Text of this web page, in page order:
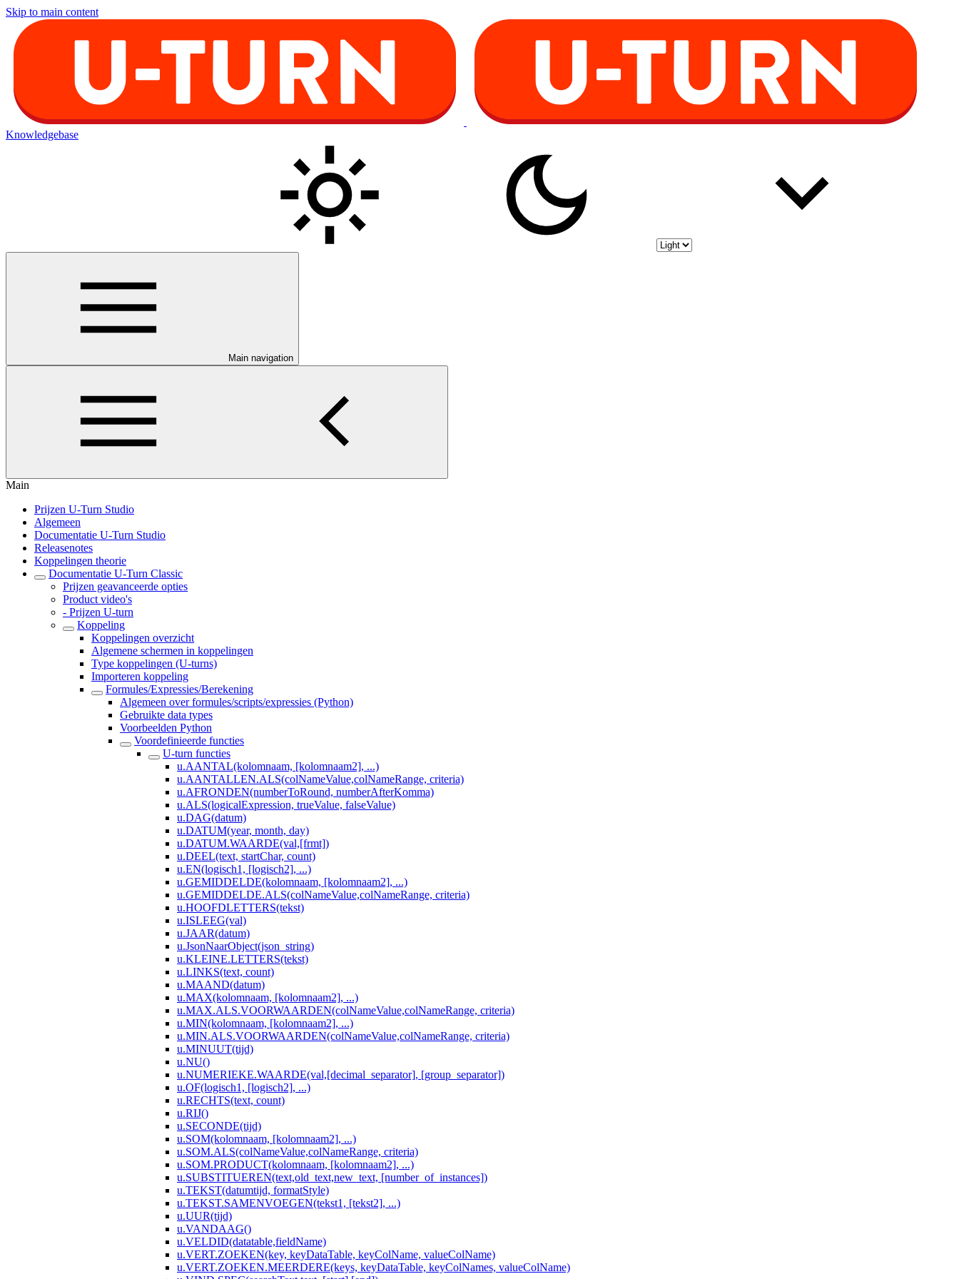
Skip to main content
Knowledgebase
Main navigation
Main
Prijzen U-Turn Studio
Algemeen
Documentatie U-Turn Studio
Releasenotes
Koppelingen theorie
Documentatie U-Turn Classic
Prijzen geavanceerde opties
Product video's
- Prijzen U-turn
Koppeling
Koppelingen overzicht
Algemene schermen in koppelingen
Type koppelingen (U-turns)
Importeren koppeling
Formules/Expressies/Berekening
Algemeen over formules/scripts/expressies (Python)
Gebruikte data types
Voorbeelden Python
Voordefinieerde functies
U-turn functies
u.AANTAL(kolomnaam, [kolomnaam2], ...)
u.AANTALLEN.ALS(colNameValue,colNameRange, criteria)
u.AFRONDEN(numberToRound, numberAfterKomma)
u.ALS(logicalExpression, trueValue, falseValue)
u.DAG(datum)
u.DATUM(year, month, day)
u.DATUM.WAARDE(val,[frmt])
u.DEEL(text, startChar, count)
u.EN(logisch1, [logisch2], ...)
u.GEMIDDELDE(kolomnaam, [kolomnaam2], ...)
u.GEMIDDELDE.ALS(colNameValue,colNameRange, criteria)
u.HOOFDLETTERS(tekst)
u.ISLEEG(val)
u.JAAR(datum)
u.JsonNaarObject(json_string)
u.KLEINE.LETTERS(tekst)
u.LINKS(text, count)
u.MAAND(datum)
u.MAX(kolomnaam, [kolomnaam2], ...)
u.MAX.ALS.VOORWAARDEN(colNameValue,colNameRange, criteria)
u.MIN(kolomnaam, [kolomnaam2], ...)
u.MIN.ALS.VOORWAARDEN(colNameValue,colNameRange, criteria)
u.MINUUT(tijd)
u.NU()
u.NUMERIEKE.WAARDE(val,[decimal_separator], [group_separator])
u.OF(logisch1, [logisch2], ...)
u.RECHTS(text, count)
u.RIJ()
u.SECONDE(tijd)
u.SOM(kolomnaam, [kolomnaam2], ...)
u.SOM.ALS(colNameValue,colNameRange, criteria)
u.SOM.PRODUCT(kolomnaam, [kolomnaam2], ...)
u.SUBSTITUEREN(text,old_text,new_text, [number_of_instances])
u.TEKST(datumtijd, formatStyle)
u.TEKST.SAMENVOEGEN(tekst1, [tekst2], ...)
u.UUR(tijd)
u.VANDAAG()
u.VELDID(datatable,fieldName)
u.VERT.ZOEKEN(key, keyDataTable, keyColName, valueColName)
u.VERT.ZOEKEN.MEERDERE(keys, keyDataTable, keyColNames, valueColName)